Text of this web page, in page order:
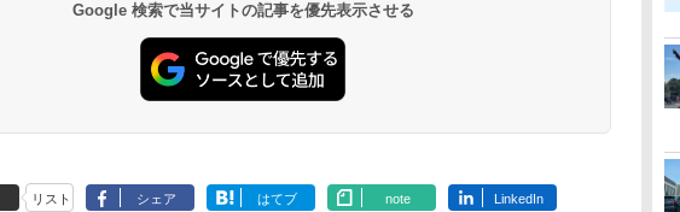
Google 検索で当サイトの記事を優先表示させる
リスト シェア はてブ note LinkedIn